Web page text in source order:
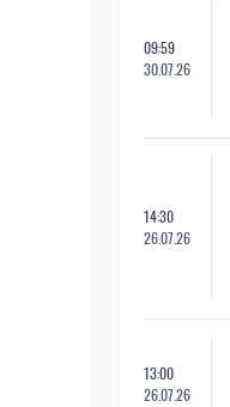
09:59
30.07.26
14:30
26.07.26
13:00
26.07.26